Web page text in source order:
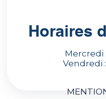
Horaires
Mercredi
Vendredi :